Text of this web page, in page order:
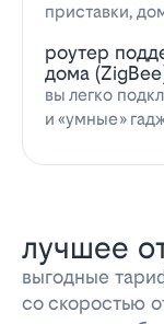
приставки,
роутер
дома
вы легко
и «умные»
лучшее
выгодные
со скоростью